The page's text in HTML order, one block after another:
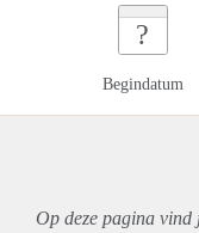
?
Begindatum
Op deze pagina